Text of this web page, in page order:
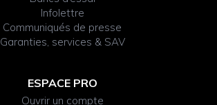
Infolettre
Communiqués de presse
Garanties, services & SAV
ESPACE PRO
Ouvrir un compte